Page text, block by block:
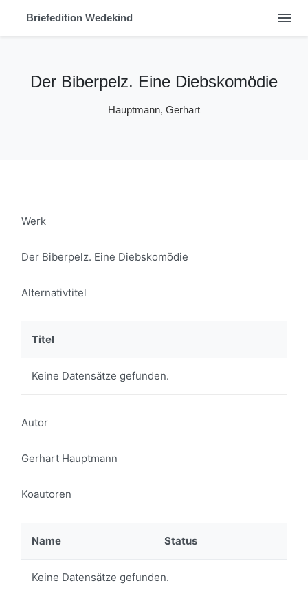
Briefedition Wedekind menu
Der Biberpelz. Eine Diebskomödie
Hauptmann, Gerhart
Werk
Der Biberpelz. Eine Diebskomödie
Alternativtitel
Titel
Keine Datensätze gefunden.
Autor
Gerhart Hauptmann
Koautoren
Name Status
Keine Datensätze gefunden.